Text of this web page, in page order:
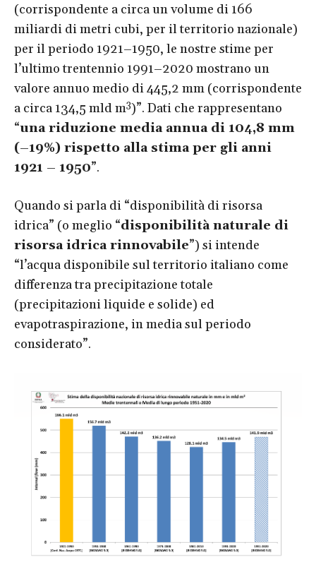
(corrispondente a circa un volume di 166
miliardi di metri cubi, per il territorio nazionale)
per il periodo 1921–1950, le nostre stime per
l’ultimo trentennio 1991–2020 mostrano un
valore annuo medio di 445,2 mm (corrispondente
a circa 134,5 mld m3)”. Dati che rappresentano
“una riduzione media annua di 104,8 mm
(–19%) rispetto alla stima per gli anni
1921 – 1950”.
Quando si parla di “disponibilità di risorsa
idrica” (o meglio “disponibilità naturale di
risorsa idrica rinnovabile”) si intende
“l’acqua disponibile sul territorio italiano come
differenza tra precipitazione totale
(precipitazioni liquide e solide) ed
evapotraspirazione, in media sul periodo
considerato”.